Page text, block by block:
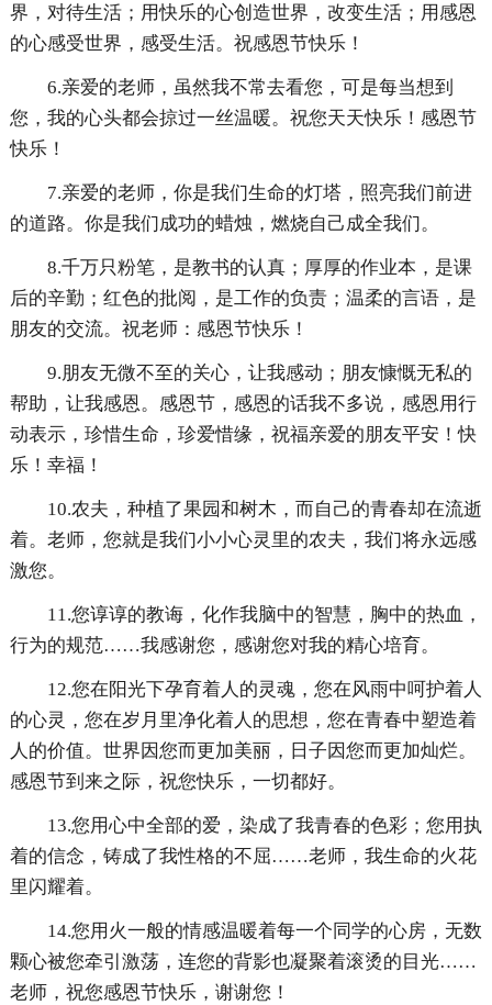
界，对待生活；用快乐的心创造世界，改变生活；用感恩
的心感受世界，感受生活。祝感恩节快乐！
6.亲爱的老师，虽然我不常去看您，可是每当想到
您，我的心头都会掠过一丝温暖。祝您天天快乐！感恩节
快乐！
7.亲爱的老师，你是我们生命的灯塔，照亮我们前进
的道路。你是我们成功的蜡烛，燃烧自己成全我们。
8.千万只粉笔，是教书的认真；厚厚的作业本，是课
后的辛勤；红色的批阅，是工作的负责；温柔的言语，是
朋友的交流。祝老师：感恩节快乐！
9.朋友无微不至的关心，让我感动；朋友慷慨无私的
帮助，让我感恩。感恩节，感恩的话我不多说，感恩用行
动表示，珍惜生命，珍爱惜缘，祝福亲爱的朋友平安！快
乐！幸福！
10.农夫，种植了果园和树木，而自己的青春却在流逝
着。老师，您就是我们小小心灵里的农夫，我们将永远感
激您。
11.您谆谆的教诲，化作我脑中的智慧，胸中的热血，
行为的规范……我感谢您，感谢您对我的精心培育。
12.您在阳光下孕育着人的灵魂，您在风雨中呵护着人
的心灵，您在岁月里净化着人的思想，您在青春中塑造着
人的价值。世界因您而更加美丽，日子因您而更加灿烂。
感恩节到来之际，祝您快乐，一切都好。
13.您用心中全部的爱，染成了我青春的色彩；您用执
着的信念，铸成了我性格的不屈……老师，我生命的火花
里闪耀着。
14.您用火一般的情感温暖着每一个同学的心房，无数
颗心被您牵引激荡，连您的背影也凝聚着滚烫的目光……
老师，祝您感恩节快乐，谢谢您！